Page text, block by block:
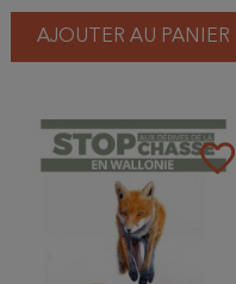
AJOUTER AU PANIER
favorite_border